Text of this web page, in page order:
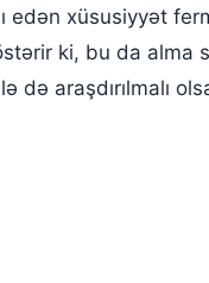
xüsusiyyət
ki, bu da alma
də araşdırılmalı